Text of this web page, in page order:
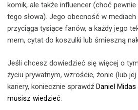
komik, ale także influencer (choć
tego słowa). Jego obecność w
przyciąga tysiące fanów, a każdy jego
mem, cytat do koszulki lub śmieszną
Jeśli chcesz dowiedzieć się więcej o
życiu prywatnym, wzroście, żonie (lub jej
kariery, koniecznie sprawdź Daniel
musisz wiedzieć